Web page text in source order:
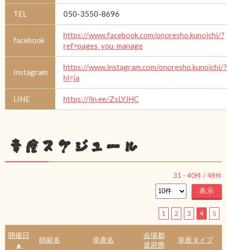
TEL 050-3550-8696
facebook
https://www.facebook.com/onoresho.kunoichi/?
ref=pages_you_manage
Instagram
https://www.instagram.com/onoresho.kunoichi/?
hl=ja
LINE https://lin.ee/ZsLYJHC
幸座スケジュール
31 - 40件 /48件
1 2 3 4 5
開催日
▲
師範名 幸座名
会場都
道府県
幸座タイプ